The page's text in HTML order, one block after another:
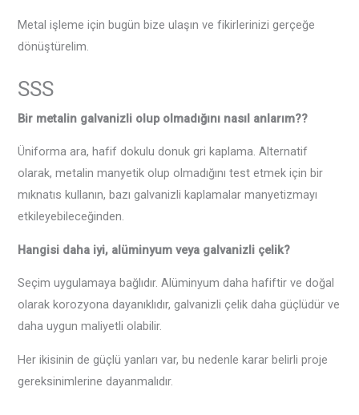
Metal işleme için bugün bize ulaşın ve fikirlerinizi gerçeğe
dönüştürelim.
SSS
Bir metalin galvanizli olup olmadığını nasıl anlarım??
Üniforma ara, hafif dokulu donuk gri kaplama. Alternatif
olarak, metalin manyetik olup olmadığını test etmek için bir
mıknatıs kullanın, bazı galvanizli kaplamalar manyetizmayı
etkileyebileceğinden.
Hangisi daha iyi, alüminyum veya galvanizli çelik?
Seçim uygulamaya bağlıdır. Alüminyum daha hafiftir ve doğal
olarak korozyona dayanıklıdır, galvanizli çelik daha güçlüdür ve
daha uygun maliyetli olabilir.
Her ikisinin de güçlü yanları var, bu nedenle karar belirli proje
gereksinimlerine dayanmalıdır.